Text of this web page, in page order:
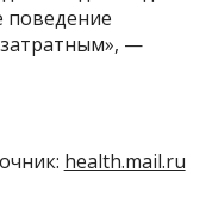
поведение
—
health.mail.ru